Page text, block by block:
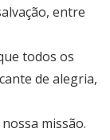
entre
todos os
de alegria,
missão.